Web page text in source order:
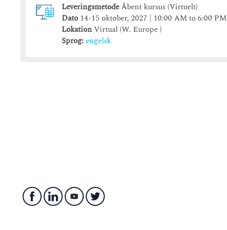
LeveringsmetodeÅbent kursus (Virtuelt)
Dato 14-15 oktober, 2027 | 10:00 AM to 6:00 PM
LokationVirtual (W. Europe )
Sprog:engelsk